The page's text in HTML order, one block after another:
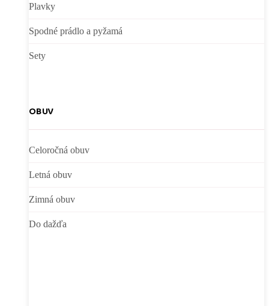
Plavky
Spodné prádlo a pyžamá
Sety
OBUV
Celoročná obuv
Letná obuv
Zimná obuv
Do dažďa